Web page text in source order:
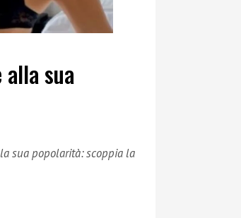
sua
sua popolarità: scoppia la